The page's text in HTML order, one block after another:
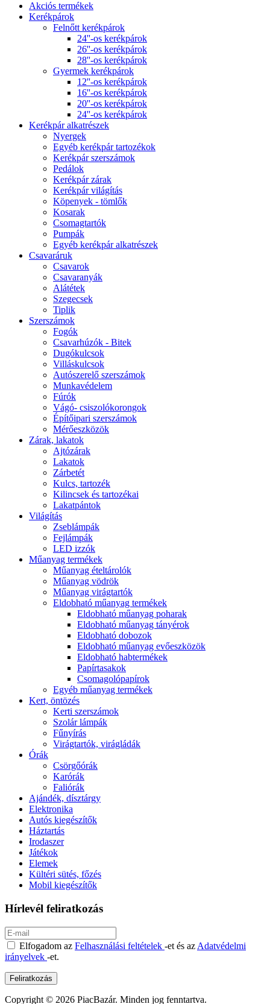
Akciós termékek
Kerékpárok
Felnőtt kerékpárok
24''-os kerékpárok
26''-os kerékpárok
28''-os kerékpárok
Gyermek kerékpárok
12''-os kerékpárok
16''-os kerékpárok
20''-os kerékpárok
24''-os kerékpárok
Kerékpár alkatrészek
Nyergek
Egyéb kerékpár tartozékok
Kerékpár szerszámok
Pedálok
Kerékpár zárak
Kerékpár világítás
Köpenyek - tömlők
Kosarak
Csomagtartók
Pumpák
Egyéb kerékpár alkatrészek
Csavaráruk
Csavarok
Csavaranyák
Alátétek
Szegecsek
Tiplik
Szerszámok
Fogók
Csavarhúzók - Bitek
Dugókulcsok
Villáskulcsok
Autószerelő szerszámok
Munkavédelem
Fúrók
Vágó- csiszolókorongok
Építőipari szerszámok
Mérőeszközök
Zárak, lakatok
Ajtózárak
Lakatok
Zárbetét
Kulcs, tartozék
Kilincsek és tartozékai
Lakatpántok
Világítás
Zseblámpák
Fejlámpák
LED izzók
Műanyag termékek
Műanyag ételtárolók
Műanyag vödrök
Műanyag virágtartók
Eldobható műanyag termékek
Eldobható műanyag poharak
Eldobható műanyag tányérok
Eldobható dobozok
Eldobható műanyag evőeszközök
Eldobható habtermékek
Papírtasakok
Csomagolópapírok
Egyéb műanyag termékek
Kert, öntözés
Kerti szerszámok
Szolár lámpák
Fűnyírás
Virágtartók, virágládák
Órák
Csörgőórák
Karórák
Faliórák
Ajándék, dísztárgy
Elektronika
Autós kiegészítők
Háztartás
Irodaszer
Játékok
Elemek
Kültéri sütés, főzés
Mobil kiegészítők
Hírlevél feliratkozás
Elfogadom az Felhasználási feltételek -et és az Adatvédelmi
irányelvek -et.
Copyright © 2026 PiacBazár. Minden jog fenntartva.